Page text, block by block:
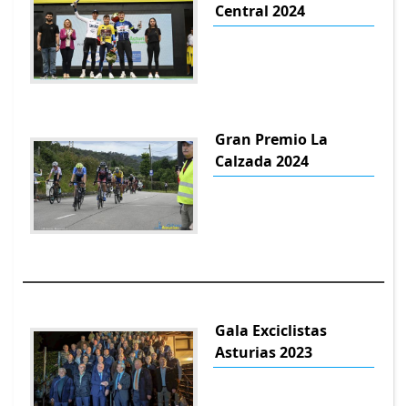
Central 2024
Gran Premio La
Calzada 2024
Gala Exciclistas
Asturias 2023